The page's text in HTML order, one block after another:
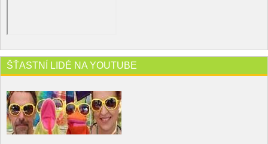
ŠŤASTNÍ LIDÉ NA YOUTUBE